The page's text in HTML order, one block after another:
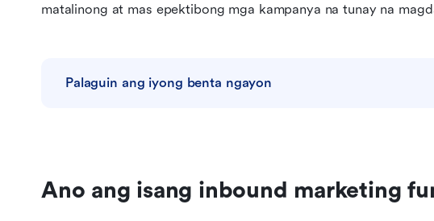
matalinong at mas epektibong mga kampanya na tunay na
Palaguin ang iyong benta ngayon
Ano ang isang inbound marketing